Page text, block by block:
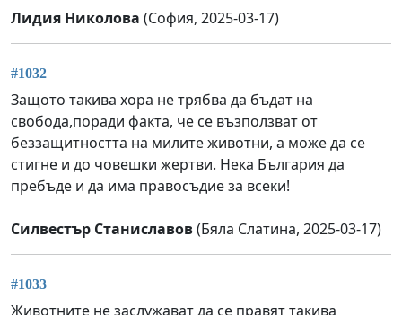
Лидия Николова (София, 2025-03-17)
#1032
Защото такива хора не трябва да бъдат на
свобода,поради факта, че се възползват от
беззащитността на милите животни, а може да се
стигне и до човешки жертви. Нека България да
пребъде и да има правосъдие за всеки!
Силвестър Станиславов(Бяла Слатина, 2025-03-17)
#1033
Животните не заслужават да се правят такива